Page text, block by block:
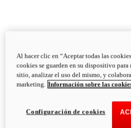
Al hacer clic en “Aceptar todas las
cookies se guarden en su dispositivo
sitio, analizar el uso del mismo, y
marketing. Información sobre las
Configuración de cookies